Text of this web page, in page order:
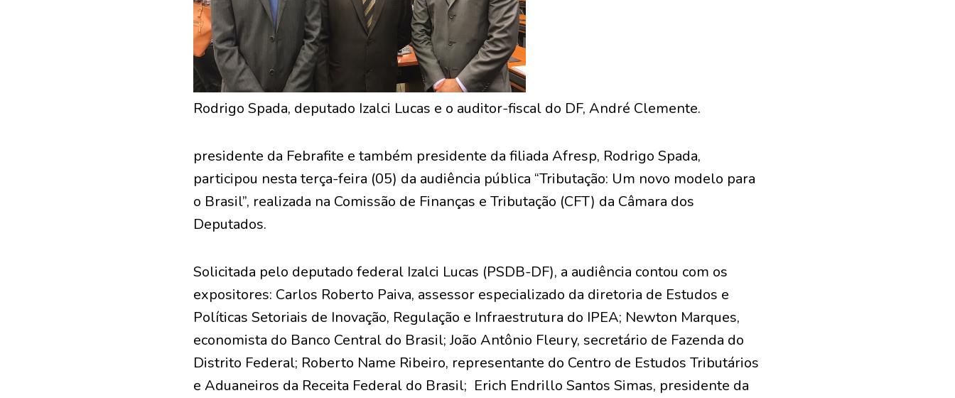
Rodrigo Spada, deputado Izalci Lucas e o auditor-fiscal do DF, André Clemente.
presidente da Febrafite e também presidente da filiada Afresp, Rodrigo Spada,
participou nesta terça-feira (05) da audiência pública “Tributação: Um novo modelo para
o Brasil”, realizada na Comissão de Finanças e Tributação (CFT) da Câmara dos
Deputados.
Solicitada pelo deputado federal Izalci Lucas (PSDB-DF), a audiência contou com os
expositores: Carlos Roberto Paiva, assessor especializado da diretoria de Estudos e
Políticas Setoriais de Inovação, Regulação e Infraestrutura do IPEA; Newton Marques,
economista do Banco Central do Brasil; João Antônio Fleury, secretário de Fazenda do
Distrito Federal; Roberto Name Ribeiro, representante do Centro de Estudos Tributários
e Aduaneiros da Receita Federal do Brasil; Erich Endrillo Santos Simas, presidente da